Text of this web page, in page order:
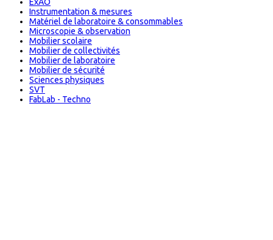
ExAO
Instrumentation & mesures
Matériel de laboratoire & consommables
Microscopie & observation
Mobilier scolaire
Mobilier de collectivités
Mobilier de laboratoire
Mobilier de sécurité
Sciences physiques
SVT
FabLab - Techno